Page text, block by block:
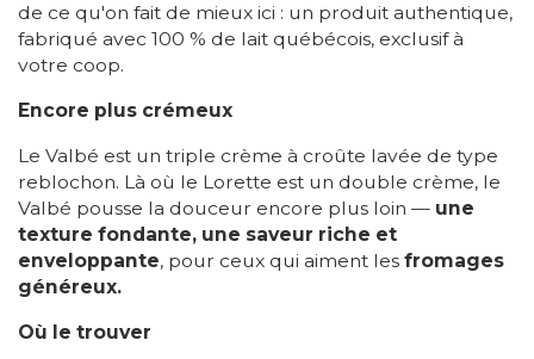
de ce qu'on fait de mieux ici : un produit authentique,
fabriqué avec 100 % de lait québécois, exclusif à
votre coop.
Encore plus crémeux
Le Valbé est un triple crème à croûte lavée de type
reblochon. Là où le Lorette est un double crème, le
Valbé pousse la douceur encore plus loin — une
texture fondante, une saveur riche et
enveloppante, pour ceux qui aiment les fromages
généreux.
Où le trouver